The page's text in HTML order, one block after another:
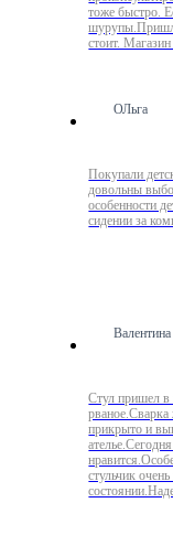
тоже быстро.
стоит.
ОЛьга
Покупали
довольны
особенности
сидении за
Валентина
Стул пришел в
прикрыто и
стульчик